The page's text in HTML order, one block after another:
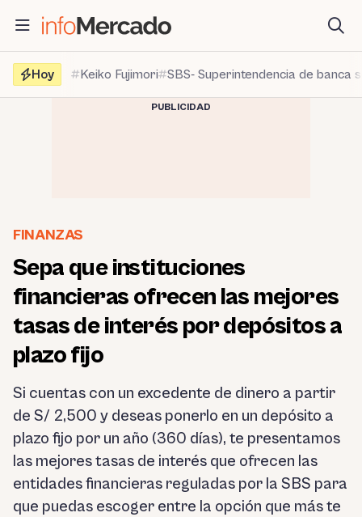
contenido
Hoy
Keiko Fujimori SBS- Superintendencia de banca
PUBLICIDAD
FINANZAS
Sepa que instituciones
financieras ofrecen las mejores
tasas de interés por depósitos a
plazo fijo
Si cuentas con un excedente de dinero a partir
de S/ 2,500 y deseas ponerlo en un depósito a
plazo fijo por un año (360 días), te presentamos
las mejores tasas de interés que ofrecen las
entidades financieras reguladas por la SBS para
que puedas escoger entre la opción que más te